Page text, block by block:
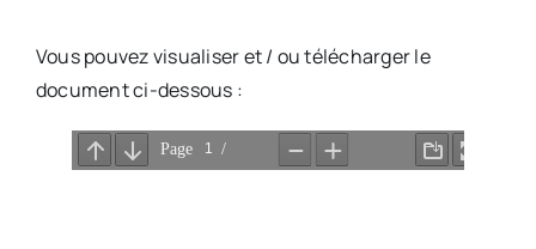
Vous pouvez visualiser et / ou télécharger le
document ci-dessous :